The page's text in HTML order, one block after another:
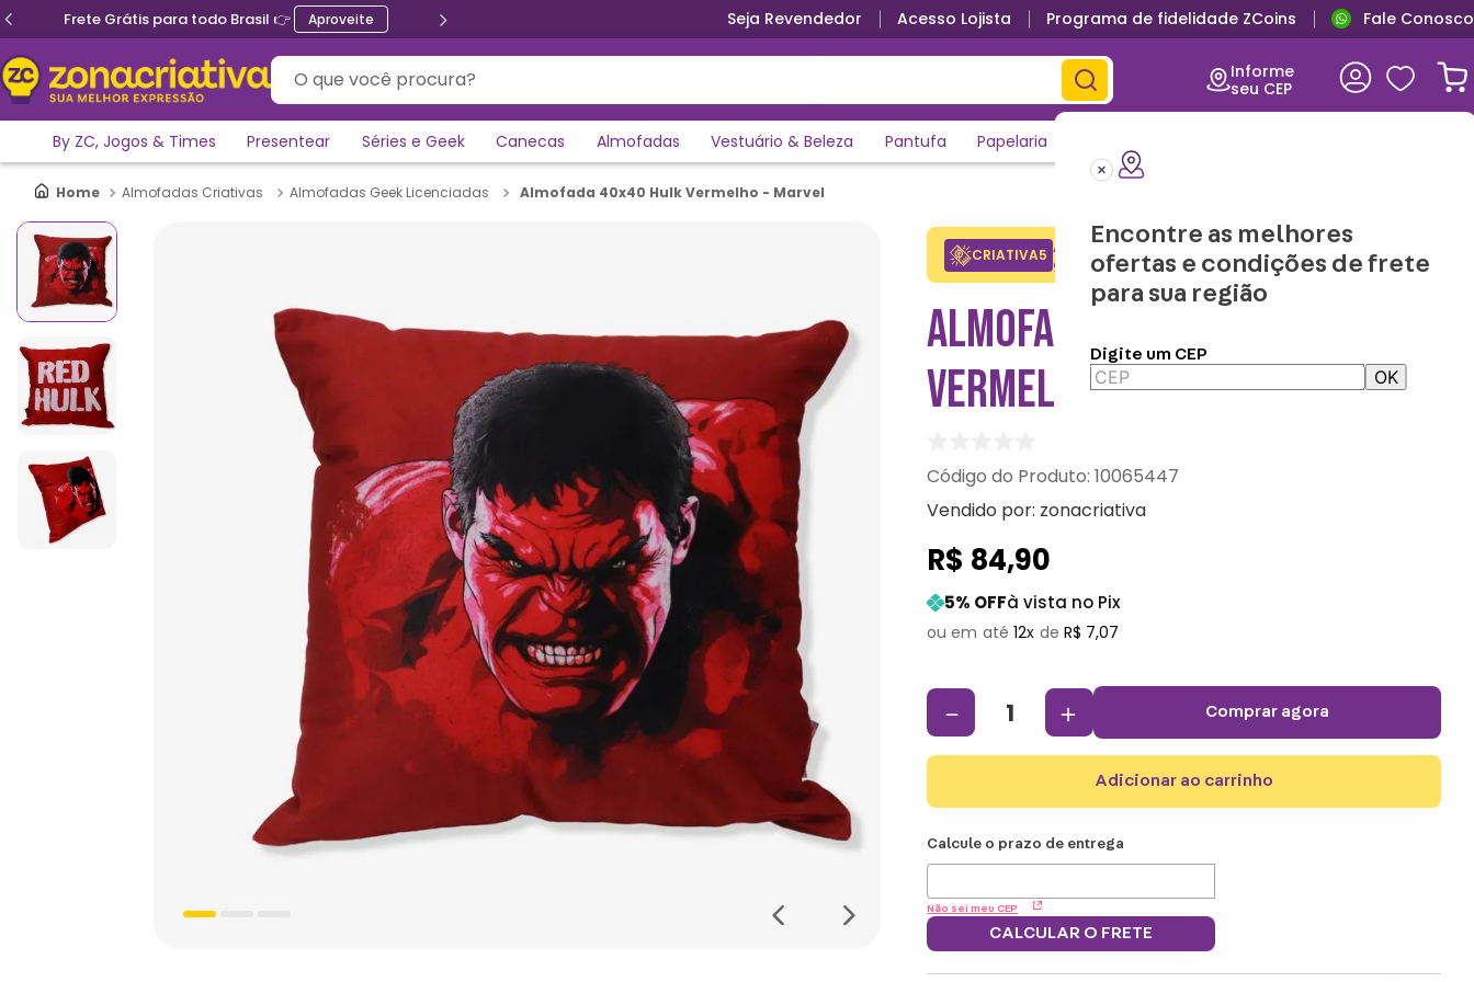
Frete Grátis para todo Brasil 👉 Aproveite Seja Revendedor Acesso Lojista Programa de fidelidade ZCoins Fale Conosco
O que você procura?
Informe
seu CEP
Encontre as melhores
ofertas e condições de frete
para sua região
Digite um CEP
OK
By ZC, Jogos & Times Presentear Séries e Geek Canecas Almofadas Vestuário & Beleza Pantufa Papelaria
Almofadas Criativas Almofadas Geek Licenciadas Almofada 40x40 Hulk Vermelho - Marvel
CRIATIVA5 Adicione o cupom no carrinho e
ganhe desconto na 1a compra.
Copiar
ALMOFADA 40X40 HULK
VERMELHO - MARVEL
:10065447
Vendido por: zonacriativa
R$ 84,90
5% OFFà vista no Pix
12 R$ 7,07
＋
－ comprar agora
adicionar ao carrinho
Não sei meu CEP
CALCULAR O FRETE